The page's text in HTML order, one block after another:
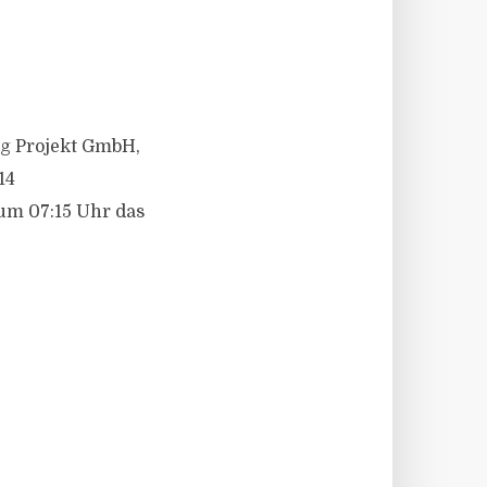
Projekt GmbH,
07:15 Uhr das